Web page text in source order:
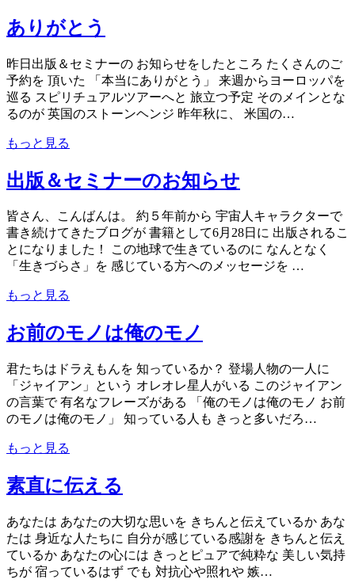
ありがとう
昨日出版＆セミナーの お知らせをしたところ たくさんのご
予約を 頂いた 「本当にありがとう」 来週からヨーロッパを
巡る スピリチュアルツアーへと 旅立つ予定 そのメインとな
るのが 英国のストーンヘンジ 昨年秋に、 米国の…
もっと見る
出版＆セミナーのお知らせ
皆さん、こんばんは。 約５年前から 宇宙人キャラクターで
書き続けてきたブログが 書籍として6月28日に 出版されるこ
とになりました！ この地球で生きているのに なんとなく
「生きづらさ」を 感じている方へのメッセージを …
もっと見る
お前のモノは俺のモノ
君たちはドラえもんを 知っているか？ 登場人物の一人に
「ジャイアン」という オレオレ星人がいる このジャイアン
の言葉で 有名なフレーズがある 「俺のモノは俺のモノ お前
のモノは俺のモノ」 知っている人も きっと多いだろ…
もっと見る
素直に伝える
あなたは あなたの大切な思いを きちんと伝えているか あな
たは 身近な人たちに 自分が感じている感謝を きちんと伝え
ているか あなたの心には きっとピュアで純粋な 美しい気持
ちが 宿っているはず でも 対抗心や照れや 嫉…